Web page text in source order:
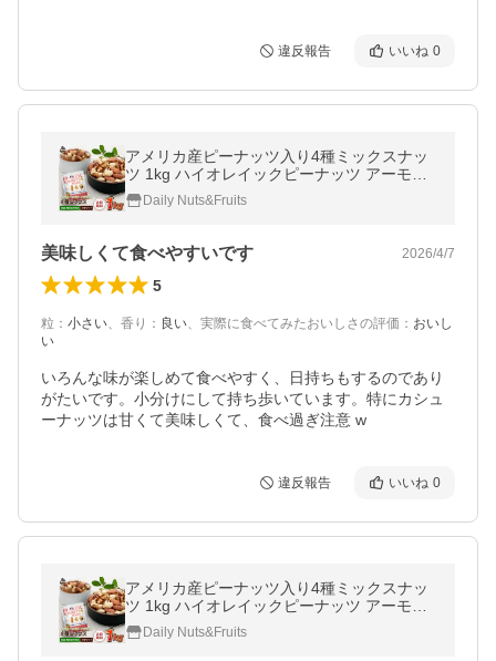
違反報告 いいね 0
アメリカ産ピーナッツ入り4種ミックスナッ
ツ 1kg ハイオレイックピーナッツ アーモン
ド 生くるみ カシューナッツ 落花生 素焼き
無塩 送料無料
Daily Nuts&Fruits
美味しくて食べやすいです 2026/4/7
5
粒 ： 小さい、 香り ： 良い、 実際に食べてみたおいしさの評価 ： おいし
い
いろんな味が楽しめて食べやすく、日持ちもするのであり
がたいです。小分けにして持ち歩いています。特にカシュ
ーナッツは甘くて美味しくて、食べ過ぎ注意 w
違反報告 いいね 0
アメリカ産ピーナッツ入り4種ミックスナッ
ツ 1kg ハイオレイックピーナッツ アーモン
ド 生くるみ カシューナッツ 落花生 素焼き
無塩 送料無料
Daily Nuts&Fruits